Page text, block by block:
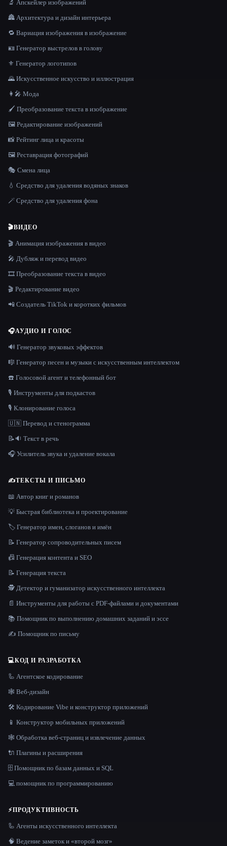
🔬 Апскейлер изображений
🏯 Архитектура и дизайн интерьера
🔁 Вариация изображения в изображение
🪪 Генератор выстрелов в голову
⚜️ Генератор логотипов
🌄 Искусственное искусство и иллюстрация
👩‍🎤 Мода
🖌️ Преобразование текста в изображение
🖼️ Редактирование изображений
📸 Рейтинг лица и красоты
🖼️ Реставрация фотографий
🎭 Смена лица
💧 Средство для удаления водяных знаков
🪄 Средство для удаления фона
🎬ВИДЕО
🎬 Анимация изображения в видео
🎤 Дубляж и перевод видео
🎞️ Преобразование текста в видео
🎬 Редактирование видео
📲 Создатель TikTok и коротких фильмов
🎧АУДИО И ГОЛОС
🔊 Генератор звуковых эффектов
🎼 Генератор песен и музыки с искусственным интеллектом
☎️ Голосовой агент и телефонный бот
🎙️ Инструменты для подкастов
🎙️ Клонирование голоса
🇺🇳 Перевод и стенограмма
📝🔉 Текст в речь
🎧 Усилитель звука и удаление вокала
✍️ТЕКСТЫ И ПИСЬМО
📖 Автор книг и романов
💡 Быстрая библиотека и проектирование
🏷️ Генератор имен, слоганов и имён
📝 Генератор сопроводительных писем
📠 Генерация контента и SEO
📝 Генерация текста
🕵️ Детектор и гуманизатор искусственного интеллекта
📄 Инструменты для работы с PDF-файлами и документами
📚 Помощник по выполнению домашних заданий и эссе
✍️ Помощник по письму
💻КОД И РАЗРАБОТКА
🦾 Агентское кодирование
🕸 Веб-дизайн
🛠️ Кодирование Vibe и конструктор приложений
📱 Конструктор мобильных приложений
🕸️ Обработка веб-страниц и извлечение данных
🔌 Плагины и расширения
🗄️ Помощник по базам данных и SQL
💻 помощник по программированию
⚡ПРОДУКТИВНОСТЬ
🦾 Агенты искусственного интеллекта
🧠 Ведение заметок и «второй мозг»